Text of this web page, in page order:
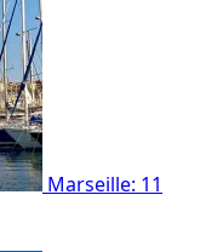
Marseille: 11